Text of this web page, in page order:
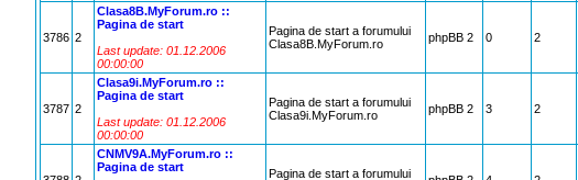
3786 2
Clasa8B.MyForum.ro ::
Pagina de start
Last update: 01.12.2006
00:00:00
Pagina de start a forumului
Clasa8B.MyForum.ro
phpBB 2 0 2
3787 2
Clasa9i.MyForum.ro ::
Pagina de start
Last update: 01.12.2006
00:00:00
Pagina de start a forumului
Clasa9i.MyForum.ro
phpBB 2 3 2
CNMV9A.MyForum.ro ::
Pagina de start
Pagina de start a forumului